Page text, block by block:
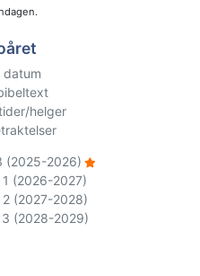
datum
helger
(2025-2026)
(2026-2027)
(2027-2028)
(2028-2029)